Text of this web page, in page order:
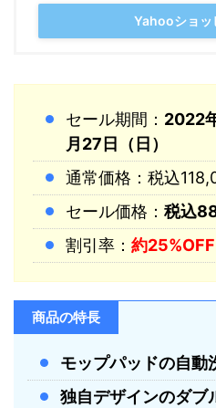
Yahooショッ
セール期間： 2022
月27日（日）
通常価格：税込
セール価格： 税込
割引率： 約25%OFF
商品の特長
モップパッドの自動
独自デザインのダブ